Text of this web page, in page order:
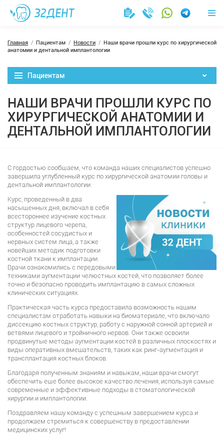
Главная Пациентам Новости
Наши врачи прошли курс по хирургической
анатомии и дентальной имплантологии
Пациентам
НАШИ ВРАЧИ ПРОШЛИ КУРС ПО
ХИРУРГИЧЕСКОЙ АНАТОМИИ И
ДЕНТАЛЬНОЙ ИМПЛАНТОЛОГИИ
С гордостью сообщаем, что команда наших специалистов успешно
завершила углубленный курс по хирургической анатомии головы и
дентальной имплантологии.
Курс, проведенный в два
насыщенных дня, включал в себя
всестороннее изучение костных
структур лицевого черепа,
особенностей сосудистых и
нервных систем лица, а также
новейших методик подготовки
костной ткани к имплантации.
Врачи ознакомились с передовыми
техниками аугментации челюстных костей, что позволяет более
точно и безопасно проводить имплантацию в самых сложных
клинических ситуациях.
Практическая часть курса предоставила возможность нашим
специалистам отработать навыки на биоматериале, что включало
диссекцию костных структур, работу с наружной сонной артерией и
ветвями лицевого и тройничного нервов. Они также освоили
продвинутые методы аугментации костей в различных плоскостях и
виды оперативных вмешательств, таких как ринг-аугментация и
трансплантация костных блоков.
Благодаря полученным знаниям и навыкам, наши врачи смогут
обеспечить еще более высокое качество лечения, используя самые
современные и эффективные подходы в стоматологической
хирургии и имплантологии.
Поздравляем нашу команду с успешным завершением курса и
продолжаем стремиться к совершенству в предоставлении
медицинских услуг!